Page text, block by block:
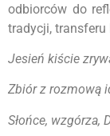
odbiorców do
tradycji, transferu
Jesień kiście
Zbiór z rozmową
Słońce, wzgórza,